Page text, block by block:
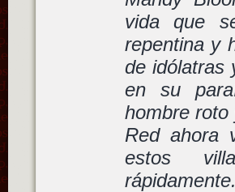
vida que
repentina y
de idólatras
en su
hombre roto
Red ahora
estos
rápidamente.